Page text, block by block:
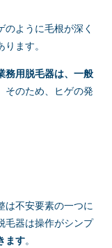
ように毛根が深く
ます。
務用脱毛器は、一般
そのため、ヒゲの発
は不安要素の一つに
毛器は操作がシンプ
ます。